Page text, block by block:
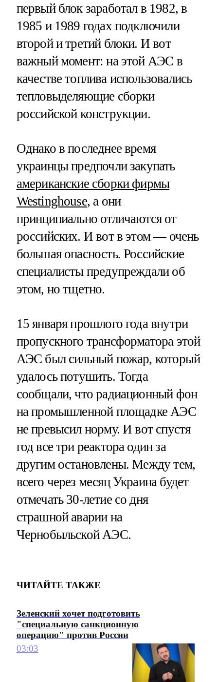
первый блок заработал в 1982, в
1985 и 1989 годах подключили
второй и третий блоки. И вот
важный момент: на этой АЭС в
качестве топлива использовались
тепловыделяющие сборки
российской конструкции.
Однако в последнее время
украинцы предпочли закупать
американские сборки фирмы
Westinghouse, а они
принципиально отличаются от
российских. И вот в этом — очень
большая опасность. Российские
специалисты предупреждали об
этом, но тщетно.
15 января прошлого года внутри
пропускного трансформатора этой
АЭС был сильный пожар, который
удалось потушить. Тогда
сообщали, что радиационный фон
на промышленной площадке АЭС
не превысил норму. И вот спустя
год все три реактора один за
другим остановлены. Между тем,
всего через месяц Украина будет
отмечать 30-летие со дня
страшной аварии на
Чернобыльской АЭС.
ЧИТАЙТЕ ТАКЖЕ
Зеленский хочет подготовить
"специальную санкционную
операцию" против России
03:03